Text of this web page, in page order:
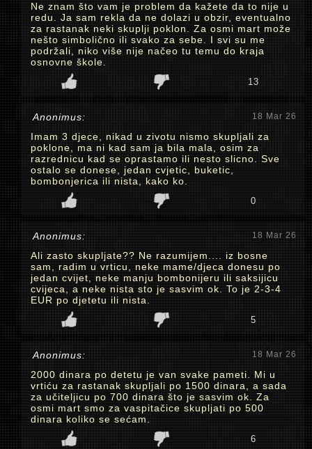
Ne znam što vam je problem da kažete da to nije u
redu. Ja sam rekla da ne dolazi u obzir, eventualno
za rastanak neki skuplji poklon. Za osmi mart može
nešto simbolično ili svako za sebe. I svi su me
podržali, niko više nije načeo tu temu do kraja
osnovne škole.
13
Anonimus: 18 Mar 26
Imam 3 djece, nikad u zivotu nismo skupljali za
poklone, ma ni kad sam ja bila mala, osim za
razrednicu kad se oprastamo ili nesto slicno. Sve
ostalo se donese, jedan cvjetic, buketic,
bombonjerica ili nista, kako ko.
0
Anonimus: 18 Mar 26
Ali zasto skupljate?? Ne razumijem.... iz bosne
sam, radim u vrticu, neke mame/djeca donesu po
jedan cvijet, neke manju bombonijeru ili saksijicu
cvijeca, a neke nista sto je sasvim ok. To je 2-3-4
EUR po djetetu ili nista.
5
Anonimus: 18 Mar 26
2000 dinara po detetu je van svake pameti. Mi u
vrtiću za rastanak skupljali po 1500 dinara, a sada
za učiteljicu po 700 dinara što je sasvim ok. Za
osmi mart smo za vaspitačice skupljati po 500
dinara koliko se sećam.
6